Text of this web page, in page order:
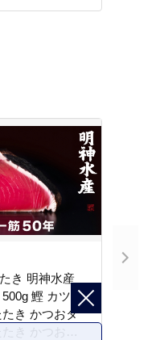
き 明神水産
鰹 カツオ
き かつおタ
たき かつおの